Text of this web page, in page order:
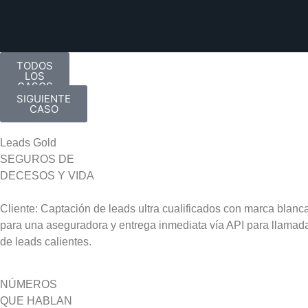
TODOS
LOS
CASOS
SIGUIENTE
CASO
Leads Gold
SEGUROS DE
DECESOS Y VIDA
Cliente: Captación de leads ultra cualificados con marca
para una aseguradora y entrega inmediata vía API para
de leads calientes.
NÚMEROS
QUE HABLAN